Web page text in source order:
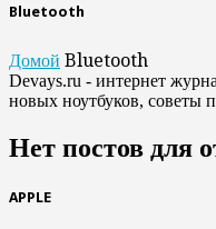
Bluetooth
Домой Bluetooth
Devays.ru - интернет
новых ноутбуков, советы
Нет постов для
APPLE